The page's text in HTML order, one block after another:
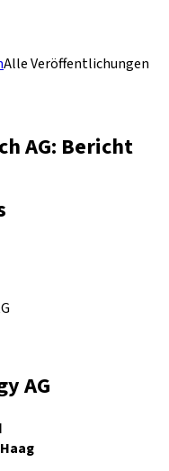
Alle Veröffentlichungen
AG: Bericht
AG